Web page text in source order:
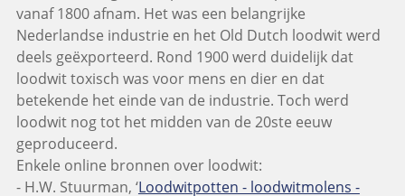
vanaf 1800 afnam. Het was een belangrijke
Nederlandse industrie en het Old Dutch loodwit werd
deels geëxporteerd. Rond 1900 werd duidelijk dat
loodwit toxisch was voor mens en dier en dat
betekende het einde van de industrie. Toch werd
loodwit nog tot het midden van de 20ste eeuw
geproduceerd.
Enkele online bronnen over loodwit:
- H.W. Stuurman, ‘Loodwitpotten - loodwitmolens -